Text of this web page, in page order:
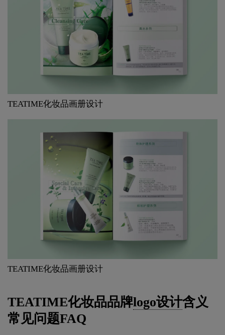
TEATIME化妆品画册设计
TEATIME化妆品画册设计
TEATIME化妆品品牌logo设计含义
常见问题FAQ